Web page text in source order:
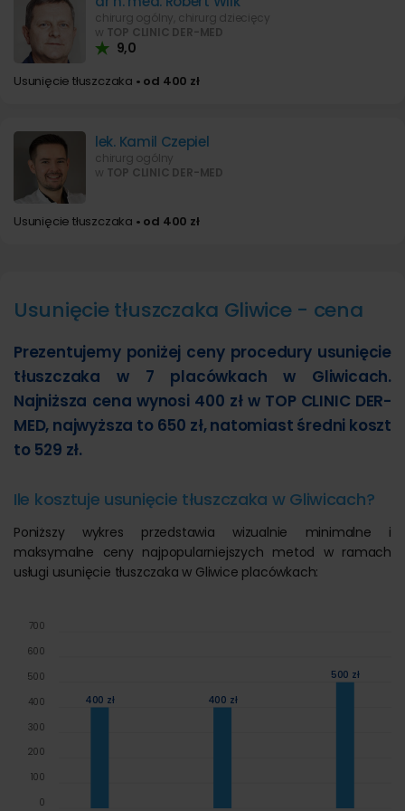
chirurg ogólny, chirurg dziecięcy
w TOP CLINIC DER-MED
9,0
Usunięcie tłuszczaka • od 400 zł
lek. Kamil Czepiel
chirurg ogólny
w TOP CLINIC DER-MED
Usunięcie tłuszczaka • od 400 zł
Usunięcie tłuszczaka Gliwice - cena
Prezentujemy poniżej ceny procedury usunięcie
tłuszczaka w 7 placówkach w Gliwicach.
Najniższa cena wynosi 400 zł w TOP CLINIC DER-
MED, najwyższa to 650 zł, natomiast średni koszt
to 529 zł.
Ile kosztuje usunięcie tłuszczaka w Gliwicach?
Poniższy wykres przedstawia wizualnie minimalne i
maksymalne ceny najpopularniejszych metod w ramach
usługi usunięcie tłuszczaka w Gliwice placówkach:
400 zł 400 zł
500 zł
0
100
200
300
400
500
600
700